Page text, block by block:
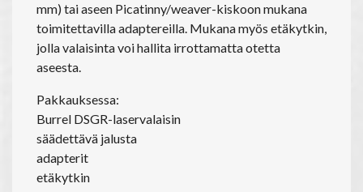
mm) tai aseen Picatinny/weaver-kiskoon mukana
toimitettavilla adaptereilla. Mukana myös etäkytkin,
jolla valaisinta voi hallita irrottamatta otetta
aseesta.
Pakkauksessa:
Burrel DSGR-laservalaisin
säädettävä jalusta
adapterit
etäkytkin